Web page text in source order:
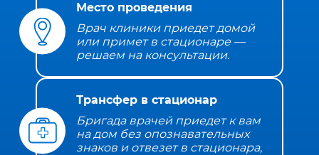
Место проведения
Врач клиники приедет домой
или примет в стационаре —
решаем на консультации.
Трансфер в стационар
Бригада врачей приедет к вам
на дом без опознавательных
знаков и отвезет в стационара,